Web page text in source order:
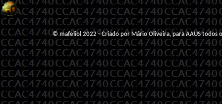
© mafeliol 2022 - Criado por Mário Oliveira, para AAUS todos